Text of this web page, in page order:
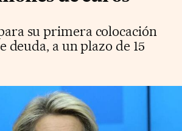
su primera colocación
deuda, a un plazo de 15